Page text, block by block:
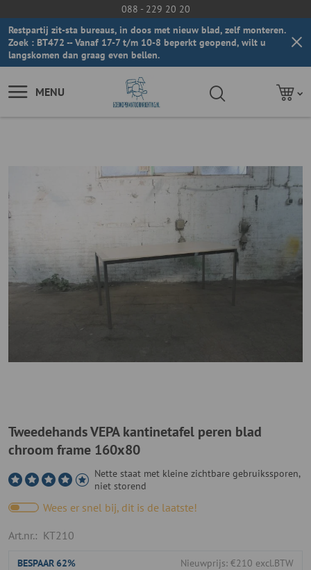
088 - 229 20 20
Restpartij zit-sta bureaus, in doos met nieuw blad, zelf monteren.
Zoek : BT472 -- Vanaf 17-7 t/m 10-8 beperkt geopend, wilt u
langskomen dan graag even bellen.
MENU
Tweedehands VEPA kantinetafel peren blad
chroom frame 160x80
Nette staat met kleine zichtbare gebruikssporen,
niet storend
Wees er snel bij, dit is de laatste!
Art.nr.: KT210
BESPAAR62% Nieuwprijs: €210 excl.BTW